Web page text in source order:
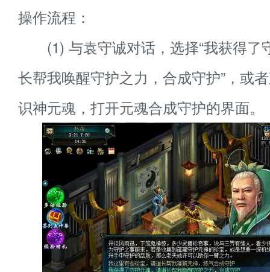
操作流程：
(1) 与袁守诚对话，选择“我获得了
长帮我唤醒守护之力，合成守护”，或
识神元魂，打开元魂合成守护的界面。